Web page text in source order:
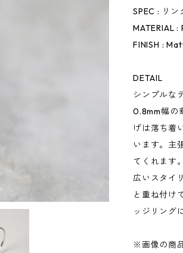
SPEC : リ
MATERIAL
FINISH :
DETAIL
シンプルな
0.8mm幅の
げは落ち着
います。主
てくれます
広いスタイ
と重ね付け
ッジリング
※画像の商